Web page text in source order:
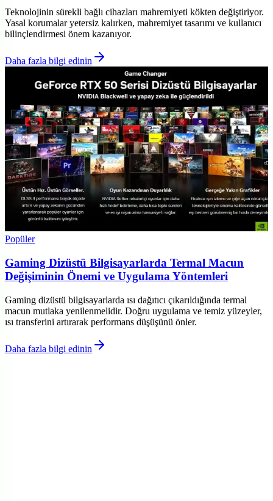
Teknolojinin sürekli bağlı cihazları mahremiyeti kökten değiştiriyor.
Yasal korumalar yetersiz kalırken, mahremiyet tasarımı ve kullanıcı
bilinçlendirmesi önem kazanıyor.
Daha fazla bilgi edinin
Popüler
Gaming Dizüstü Bilgisayarlarda Termal Macun
Değişiminin Önemi ve Uygulama Yöntemleri
Gaming dizüstü bilgisayarlarda ısı dağıtıcı çıkarıldığında termal
macun mutlaka yenilenmelidir. Doğru uygulama ve temiz yüzeyler,
ısı transferini artırarak performans düşüşünü önler.
Daha fazla bilgi edinin